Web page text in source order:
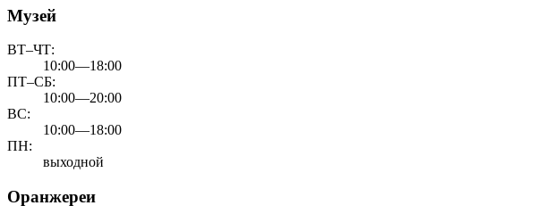
Музей
ВТ–ЧТ:
10:00—18:00
ПТ–СБ:
10:00—20:00
ВС:
10:00—18:00
ПН:
выходной
Оранжереи